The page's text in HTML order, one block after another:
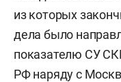
из которых
дела было
показателю СУ
РФ наряду с